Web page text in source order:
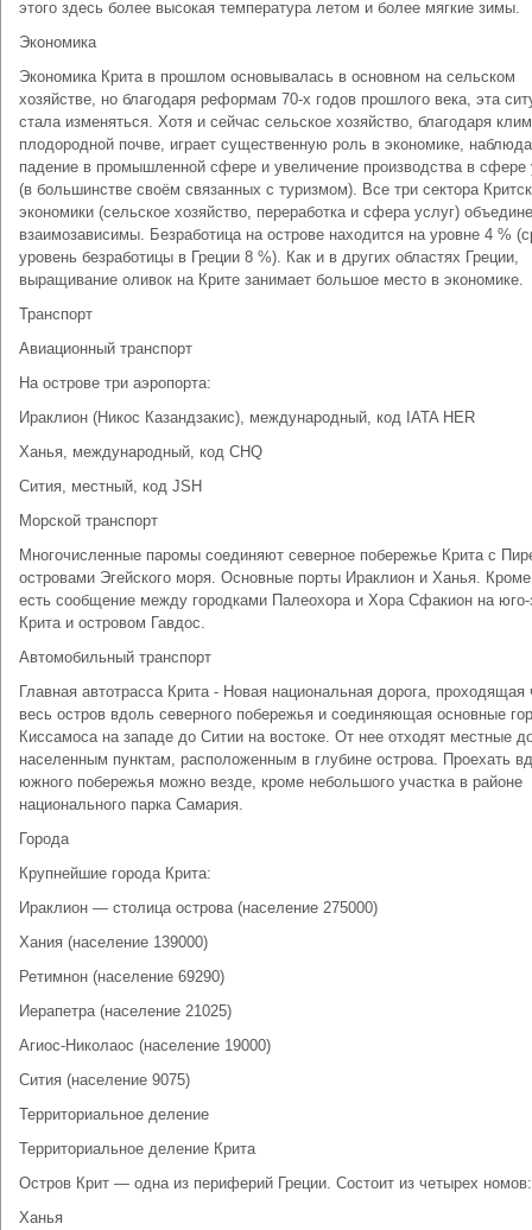
этого здесь более высокая температура летом и более мягкие зимы.
Экономика
Экономика Крита в прошлом основывалась в основном на сельском
хозяйстве, но благодаря реформам 70-х годов прошлого века, эта
стала изменяться. Хотя и сейчас сельское хозяйство, благодаря
плодородной почве, играет существенную роль в экономике,
падение в промышленной сфере и увеличение производства в сфере
(в большинстве своём связанных с туризмом). Все три сектора
экономики (сельское хозяйство, переработка и сфера услуг)
взаимозависимы. Безработица на острове находится на уровне 4 %
уровень безработицы в Греции 8 %). Как и в других областях Греции,
выращивание оливок на Крите занимает большое место в экономике.
Транспорт
Авиационный транспорт
На острове три аэропорта:
Ираклион (Никос Казандзакис), международный, код IATA HER
Ханья, международный, код CHQ
Сития, местный, код JSH
Морской транспорт
Многочисленные паромы соединяют северное побережье Крита с
островами Эгейского моря. Основные порты Ираклион и Ханья. Кроме
есть сообщение между городками Палеохора и Хора Сфакион на юго-
Крита и островом Гавдос.
Автомобильный транспорт
Главная автотрасса Крита - Новая национальная дорога, проходящая
весь остров вдоль северного побережья и соединяющая основные
Киссамоса на западе до Ситии на востоке. От нее отходят местные
населенным пунктам, расположенным в глубине острова. Проехать
южного побережья можно везде, кроме небольшого участка в районе
национального парка Самария.
Города
Крупнейшие города Крита:
Ираклион — столица острова (население 275000)
Хания (население 139000)
Ретимнон (население 69290)
Иерапетра (население 21025)
Агиос-Николаос (население 19000)
Сития (население 9075)
Территориальное деление
Территориальное деление Крита
Остров Крит — одна из периферий Греции. Состоит из четырех номов:
Ханья